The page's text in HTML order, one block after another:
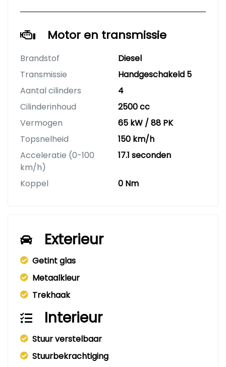
Motor en transmissie
Brandstof
Diesel
Transmissie
Handgeschakeld 5
Aantal cilinders
4
Cilinderinhoud
2500 cc
Vermogen
65 kW / 88 PK
Topsnelheid
150 km/h
Acceleratie (0-100
km/h)
17.1 seconden
Koppel 0 Nm
Exterieur
Getint glas
Metaalkleur
Trekhaak
Interieur
Stuur verstelbaar
Stuurbekrachtiging